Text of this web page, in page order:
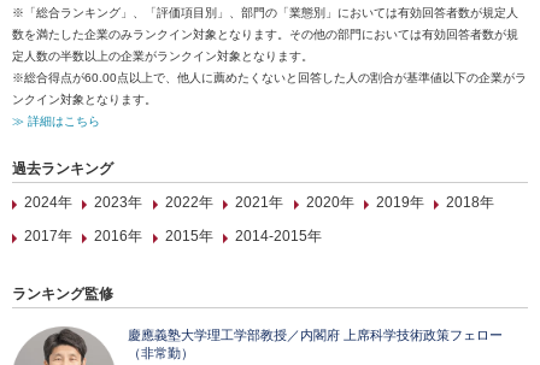
※「総合ランキング」、「評価項目別」、部門の「業態別」においては有効回答者数が規定人
数を満たした企業のみランクイン対象となります。その他の部門においては有効回答者数が規
定人数の半数以上の企業がランクイン対象となります。
※総合得点が60.00点以上で、他人に薦めたくないと回答した人の割合が基準値以下の企業がラ
ンクイン対象となります。
≫ 詳細はこちら
過去ランキング
2024年
2023年 2022年 2021年 2020年 2019年
2018年
2017年
2016年 2015年 2014-2015年
ランキング監修
慶應義塾大学理工学部教授／内閣府 上席科学技術政策フェロー
（非常勤）